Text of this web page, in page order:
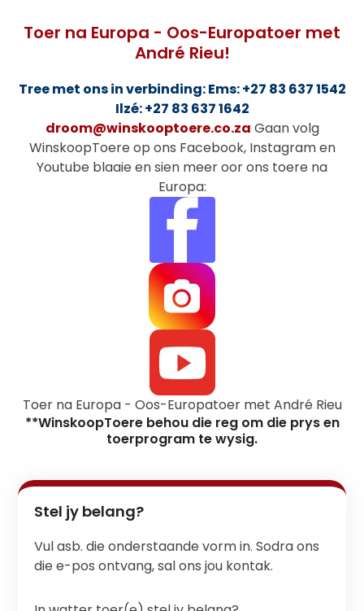
Toer na Europa - Oos-Europatoer met
André Rieu!
Tree met ons in verbinding: Ems: +27 83 637 1542
Ilzé: +27 83 637 1642
droom@winskooptoere.co.za Gaan volg
WinskoopToere op ons Facebook, Instagram en
Youtube blaaie en sien meer oor ons toere na
Europa:
Toer na Europa - Oos-Europatoer met André Rieu
**WinskoopToere behou die reg om die prys en
toerprogram te wysig.
Stel jy belang?
Vul asb. die onderstaande vorm in. Sodra ons
die e-pos ontvang, sal ons jou kontak.